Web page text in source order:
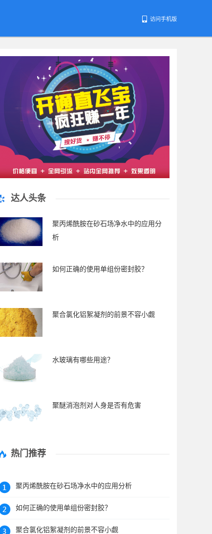
访问手机版
达人头条
聚丙烯酰胺在砂石场净水中的应用分
析
如何正确的使用单组份密封胶？
聚合氯化铝絮凝剂的前景不容小觑
水玻璃有哪些用途？
聚醚消泡剂对人身是否有危害
热门推荐
聚丙烯酰胺在砂石场净水中的应用分析
如何正确的使用单组份密封胶？
聚合氯化铝絮凝剂的前景不容小觑